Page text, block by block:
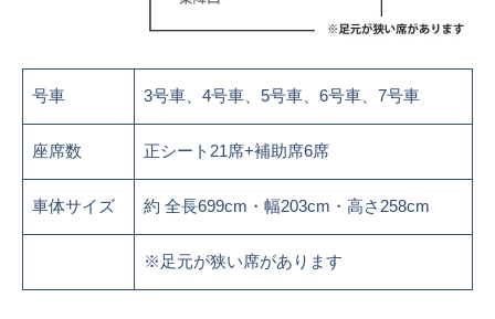
号車 3号車、4号車、5号車、6号車、7号車
座席数 正シート21席+補助席6席
車体サイズ 約 全長699cm・幅203cm・高さ258cm
※足元が狭い席があります